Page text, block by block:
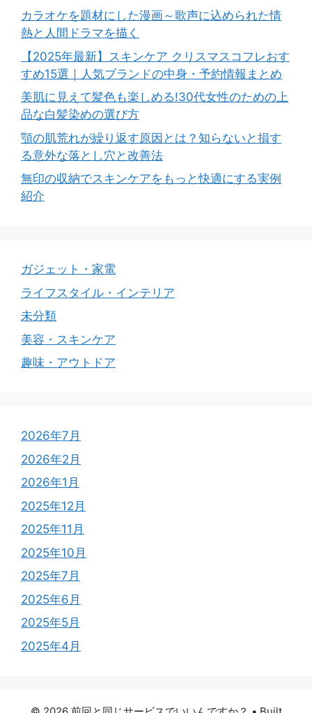
カラオケを題材にした漫画～歌声に込められた情
熱と人間ドラマを描く
【2025年最新】スキンケア クリスマスコフレおす
すめ15選｜人気ブランドの中身・予約情報まとめ
美肌に見えて髪色も楽しめる!30代女性のための上
品な白髪染めの選び方
顎の肌荒れが繰り返す原因とは？知らないと損す
る意外な落とし穴と改善法
無印の収納でスキンケアをもっと快適にする実例
紹介
ガジェット・家電
ライフスタイル・インテリア
未分類
美容・スキンケア
趣味・アウトドア
2026年7月
2026年2月
2026年1月
2025年12月
2025年11月
2025年10月
2025年7月
2025年6月
2025年5月
2025年4月